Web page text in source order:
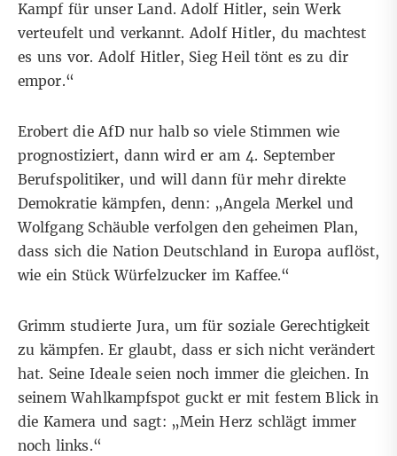
Kampf für unser Land. Adolf Hitler, sein Werk
verteufelt und verkannt. Adolf Hitler, du machtest
es uns vor. Adolf Hitler, Sieg Heil tönt es zu dir
empor.“
Erobert die AfD nur halb so viele Stimmen wie
prognostiziert, dann wird er am 4. September
Berufspolitiker, und will dann für mehr direkte
Demokratie kämpfen, denn: „Angela Merkel und
Wolfgang Schäuble verfolgen den geheimen Plan,
dass sich die Nation Deutschland in Europa auflöst,
wie ein Stück Würfelzucker im Kaffee.“
Grimm studierte Jura, um für soziale Gerechtigkeit
zu kämpfen. Er glaubt, dass er sich nicht verändert
hat. Seine Ideale seien noch immer die gleichen. In
seinem Wahlkampfspot guckt er mit festem Blick in
die Kamera und sagt: „Mein Herz schlägt immer
noch links.“